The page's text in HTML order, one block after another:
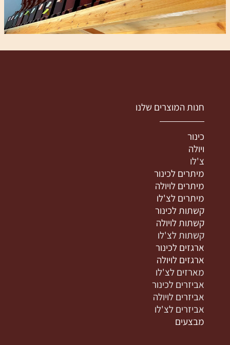
חנות המוצרים שלנו
כינור
ויולה
צ'לו
מיתרים לכינור
מיתרים לויולה
מיתרים לצ'לו
קשתות לכינור
קשתות לויולה
קשתות לצ'לו
ארגזים לכינור
ארגזים לויולה
מארזים לצ'לו
אביזרים לכינור
אביזרים לויולה
אביזרים לצ'לו
מבצעים